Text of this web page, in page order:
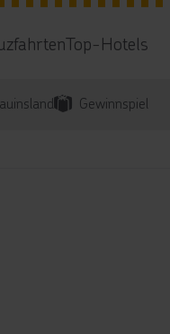
Top-Hotels
Gewinnspiel